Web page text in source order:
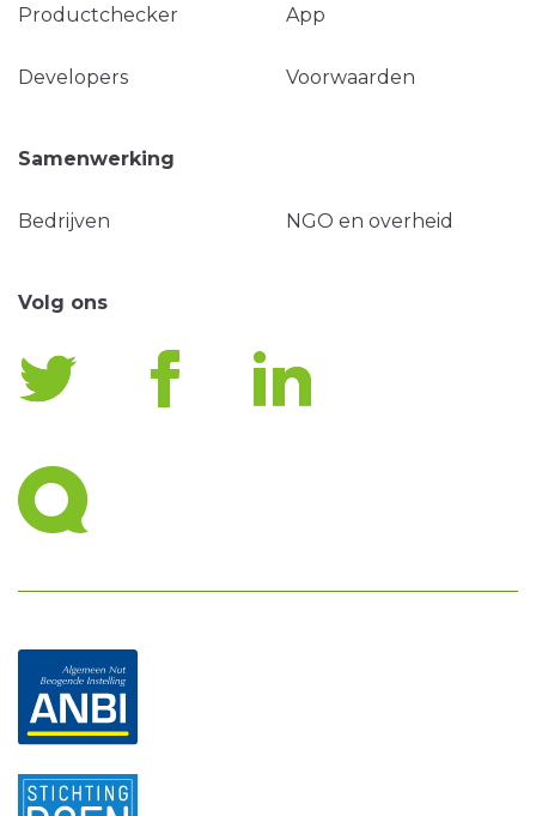
Productchecker App
Developers Voorwaarden
Samenwerking
Bedrijven NGO en overheid
Volg ons